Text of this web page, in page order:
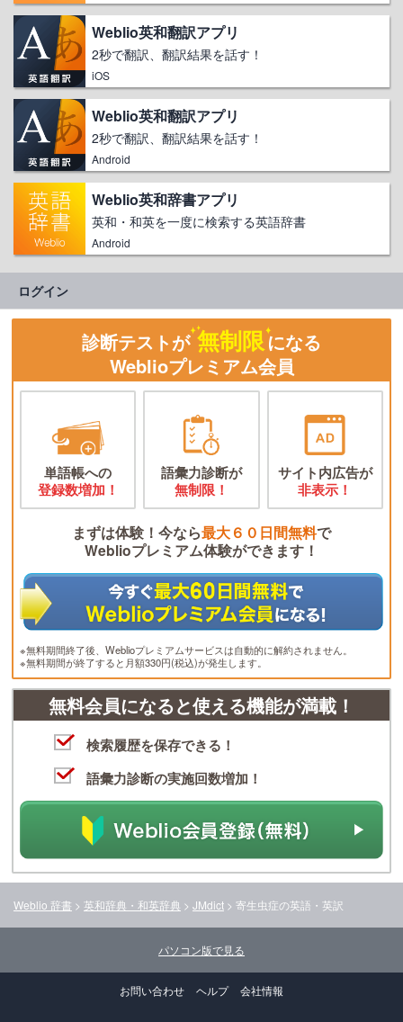
Weblio英和翻訳アプリ
2秒で翻訳、翻訳結果を話す！
iOS
Weblio英和翻訳アプリ
2秒で翻訳、翻訳結果を話す！
Android
Weblio英和辞書アプリ
英和・和英を一度に検索する英語辞書
Android
ログイン
診断テストが 無制限になる
Weblioプレミアム会員
単語帳への
登録数増加！
語彙力診断が
無制限！
サイト内広告が
非表示！
まずは体験！今なら最大６０日間無料で
Weblioプレミアム体験ができます！
※無料期間終了後、Weblioプレミアムサービスは自動的に解約されません。
※無料期間が終了すると月額330円(税込)が発生します。
無料会員になると使える機能が満載！
検索履歴を保存できる！
語彙力診断の実施回数増加！
Weblio 辞書 > 英和辞典・和英辞典 > JMdict > 寄生虫症の英語・英訳
パソコン版で見る
お問い合わせ ヘルプ 会社情報